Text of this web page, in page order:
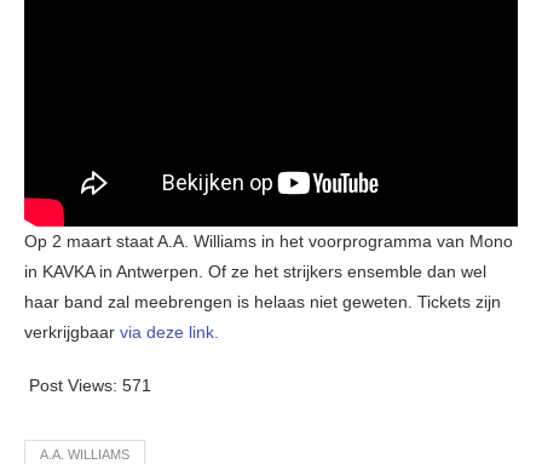
Op 2 maart staat A.A. Williams in het voorprogramma van Mono
in KAVKA in Antwerpen. Of ze het strijkers ensemble dan wel
haar band zal meebrengen is helaas niet geweten. Tickets zijn
verkrijgbaar via deze link.
Post Views: 571
A.A. WILLIAMS